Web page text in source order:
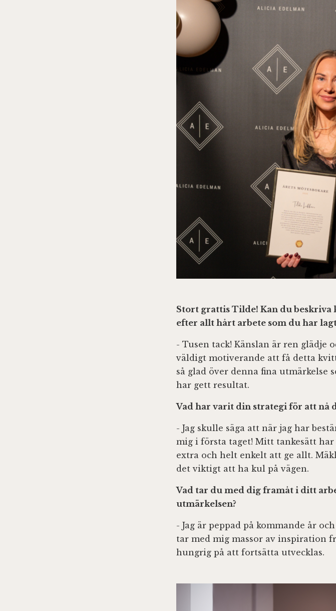
Stort grattis Tilde! Kan du beskriva
efter allt hårt arbete som du har
- Tusen tack! Känslan är ren glädje
väldigt motiverande att få detta
så glad över denna fina utmärkelse
har gett resultat.
Vad har varit din strategi för att nå
- Jag skulle säga att när jag har
mig i första taget! Mitt tankesätt
extra och helt enkelt att ge allt.
det viktigt att ha kul på vägen.
Vad tar du med dig framåt i ditt
utmärkelsen?
- Jag är peppad på kommande år
tar med mig massor av inspiration
hungrig på att fortsätta utvecklas.